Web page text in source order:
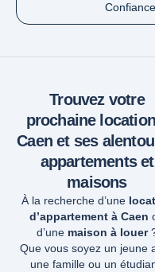
Trouvez votre
prochaine
Caen et ses
appartements et
maisons
À la recherche d’une
d’appartement à Caen
d’une maison à louer
Que vous soyez un jeune
une famille ou un